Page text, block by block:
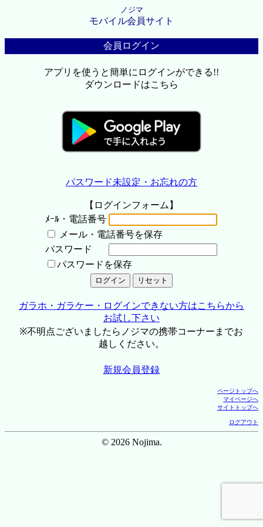
ノジマ
モバイル会員サイト
会員ログイン
アプリを使うと簡単にログインができる!!
ダウンロードはこちら
パスワード未設定・お忘れの方
【ログインフォーム】
ﾒｰﾙ・電話番号
メール・電話番号を保存
パスワード
パスワードを保存
ガラホ・ガラケー・ログインできない方はこちらから
お試し下さい
※不明点ございましたらノジマの携帯コーナーまでお
越しください。
新規会員登録
ページトップへ
マイページへ
サイトトップへ
ログアウト
© 2026 Nojima.